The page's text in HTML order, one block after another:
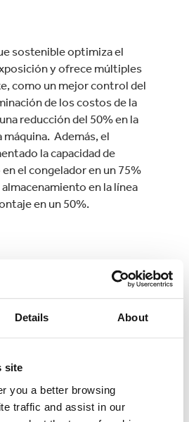
Details About
site
you a better browsing
traffic and assist in our
sostenible optimiza el
y ofrece múltiples
como un mejor control del
de los costos de la
reducción del 50% en la
máquina. Además, el
la capacidad de
el congelador en un 75%
almacenamiento en la línea
en un 50%.